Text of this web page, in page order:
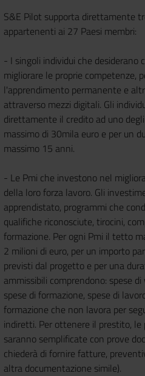
S&E Pilot supporta direttamente
appartenenti ai 27 Paesi membri:
- I singoli individui che desiderano
migliorare le proprie competenze,
l'apprendimento permanente e
attraverso mezzi digitali. Gli
direttamente il credito ad uno
massimo di 30mila euro e per un
massimo 15 anni.
- Le Pmi che investono nel
della loro forza lavoro. Gli
apprendistato, programmi che
qualifiche riconosciute, tirocini,
formazione. Per ogni Pmi il tetto
2 milioni di euro, per un importo
previsti dal progetto e per una
ammissibili comprendono: spese
spese di formazione, spese di
formazione che non lavora per
indiretti. Per ottenere il prestito,
saranno semplificate con prove
chiederà di fornire fatture,
altra documentazione simile).